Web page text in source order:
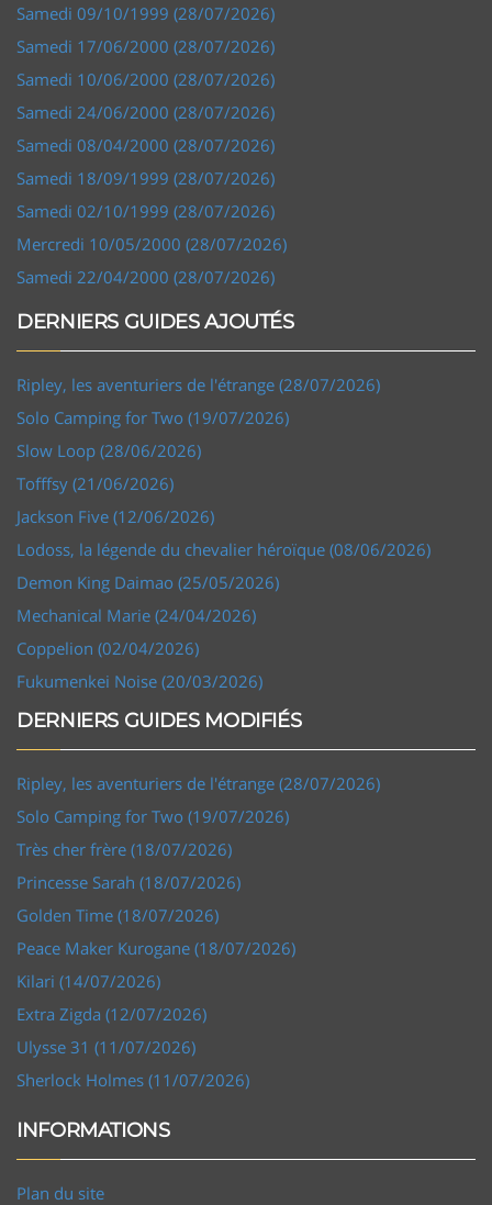
Samedi 09/10/1999 (28/07/2026)
Samedi 17/06/2000 (28/07/2026)
Samedi 10/06/2000 (28/07/2026)
Samedi 24/06/2000 (28/07/2026)
Samedi 08/04/2000 (28/07/2026)
Samedi 18/09/1999 (28/07/2026)
Samedi 02/10/1999 (28/07/2026)
Mercredi 10/05/2000 (28/07/2026)
Samedi 22/04/2000 (28/07/2026)
DERNIERS GUIDES AJOUTÉS
Ripley, les aventuriers de l'étrange (28/07/2026)
Solo Camping for Two (19/07/2026)
Slow Loop (28/06/2026)
Tofffsy (21/06/2026)
Jackson Five (12/06/2026)
Lodoss, la légende du chevalier héroïque (08/06/2026)
Demon King Daimao (25/05/2026)
Mechanical Marie (24/04/2026)
Coppelion (02/04/2026)
Fukumenkei Noise (20/03/2026)
DERNIERS GUIDES MODIFIÉS
Ripley, les aventuriers de l'étrange (28/07/2026)
Solo Camping for Two (19/07/2026)
Très cher frère (18/07/2026)
Princesse Sarah (18/07/2026)
Golden Time (18/07/2026)
Peace Maker Kurogane (18/07/2026)
Kilari (14/07/2026)
Extra Zigda (12/07/2026)
Ulysse 31 (11/07/2026)
Sherlock Holmes (11/07/2026)
INFORMATIONS
Plan du site